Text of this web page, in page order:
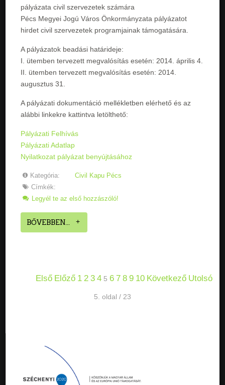
pályázata civil szervezetek számára
Pécs Megyei Jogú Város Önkormányzata pályázatot
hirdet civil szervezetek programjainak támogatására.
A pályázatok beadási határideje:
I. ütemben tervezett megvalósítás esetén: 2014. április 4.
II. ütemben tervezett megvalósítás esetén: 2014.
augusztus 31.
A pályázati dokumentáció mellékletben elérhető és az
alábbi linkekre kattintva letölthető:
Pályázati Felhívás
Pályázati Adatlap
Nyilatkozat pályázat benyújtásához
Kategória:
Civil Kapu Pécs
Címkék:
Legyél te az első hozzászóló!
BŐVEBBEN...
Első Előző 1 2 3 4 5 6 7 8 9 10 Következő Utolsó
5. oldal / 23